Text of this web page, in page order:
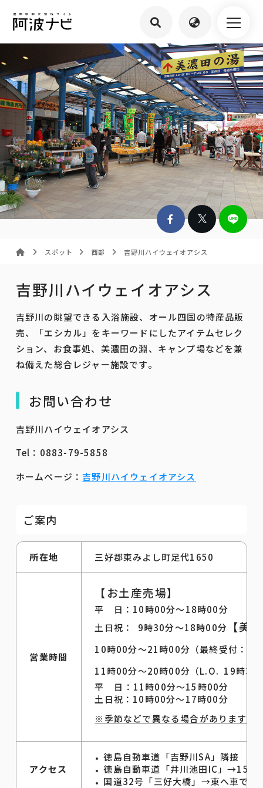
スポット 西部 吉野川ハイウェイオアシス
吉野川ハイウェイオアシス
吉野川の眺望できる入浴施設、オール四国の特産品販
売、「エシカル」をキーワードにしたアイテムセレク
ション、お食事処、美濃田の淵、キャンプ場などを兼
ね備えた総合レジャー施設です。
お問い合わせ
吉野川ハイウェイオアシス
Tel：0883-79-5858
ホームページ：吉野川ハイウェイオアシス
ご案内
所在地 三好郡東みよし町足代1650
営業時間
【お土産売場】
平 日：10時00分～18時00分
土日祝： 9時30分～18時00分
【美
10時00分～21時00分（最終受付：20
11時00分～20時00分（L.O. 19時30
平 日：11時00分～15時00分
土日祝：10時00分～17時00分
※季節などで異なる場合があります。
アクセス
徳島自動車道「吉野川SA」隣接 上
徳島自動車道「井川池田IC」→15分
国道32号「三好大橋」→東へ車で10